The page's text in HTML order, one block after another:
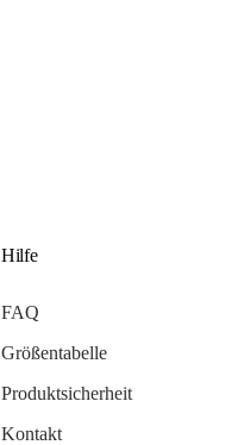
Hilfe
FAQ
Größentabelle
Produktsicherheit
Kontakt